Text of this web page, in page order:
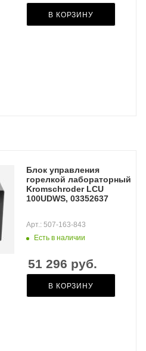
В КОРЗИНУ
Блок управления
горелкой лабораторный
Kromschroder LCU
100UDWS, 03352637
Есть в наличии
Арт.: 507-163-843
51 296 руб.
В КОРЗИНУ